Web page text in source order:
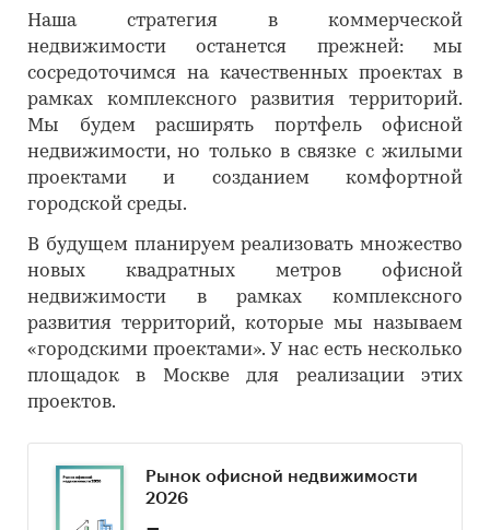
Наша стратегия в коммерческой
недвижимости останется прежней: мы
сосредоточимся на качественных проектах в
рамках комплексного развития территорий.
Мы будем расширять портфель офисной
недвижимости, но только в связке с жилыми
проектами и созданием комфортной
городской среды.
В будущем планируем реализовать множество
новых квадратных метров офисной
недвижимости в рамках комплексного
развития территорий, которые мы называем
«городскими проектами». У нас есть несколько
площадок в Москве для реализации этих
проектов.
Рынок офисной недвижимости
2026